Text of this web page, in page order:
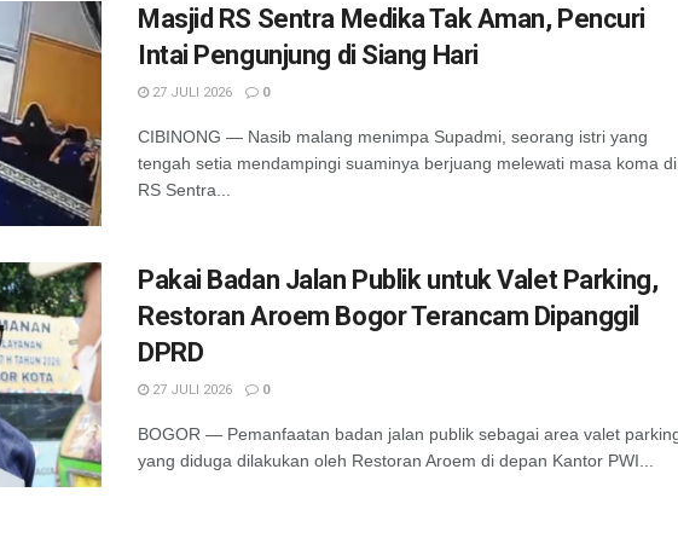
Masjid RS Sentra Medika Tak Aman, Pencuri
Intai Pengunjung di Siang Hari
27 JULI 2026 0
CIBINONG — Nasib malang menimpa Supadmi, seorang istri yang
tengah setia mendampingi suaminya berjuang melewati masa koma di
RS Sentra...
Pakai Badan Jalan Publik untuk Valet Parking,
Restoran Aroem Bogor Terancam Dipanggil
DPRD
27 JULI 2026 0
BOGOR — Pemanfaatan badan jalan publik sebagai area valet
yang diduga dilakukan oleh Restoran Aroem di depan Kantor PWI...